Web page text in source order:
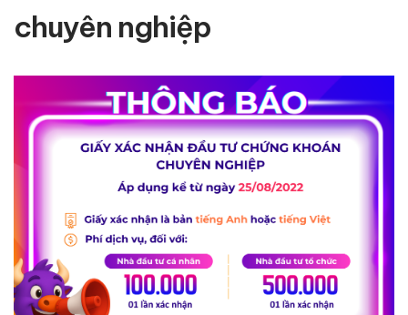
chuyên nghiệp